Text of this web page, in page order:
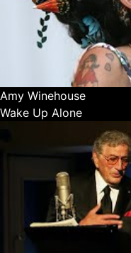
Amy Winehouse
Wake Up Alone